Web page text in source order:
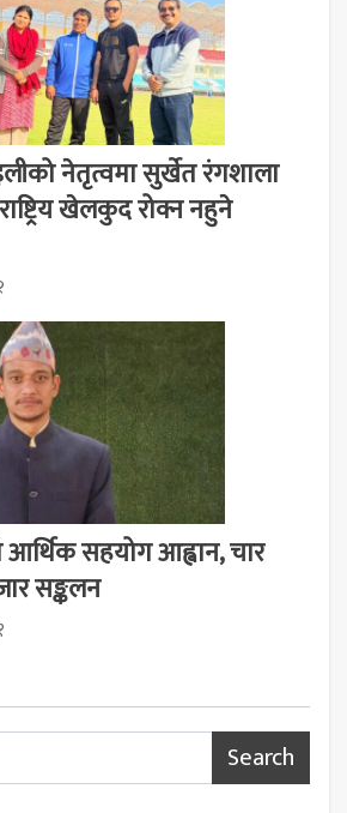
नेतृत्वमा सुर्खेत रंगशाला
खेलकुद रोक्न नहुने
सहयोग आह्वान, चार
सङ्कलन